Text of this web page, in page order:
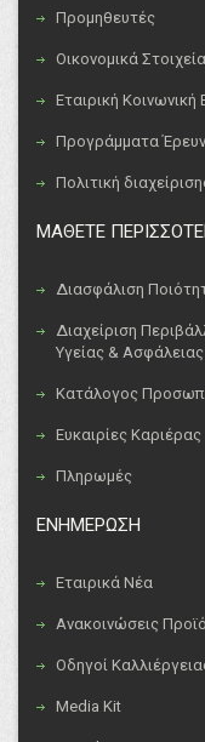
Προμηθευτές
Οικονομικά
Εταιρική Κοινωνική
Προγράμματα
Πολιτική
ΜΑΘΕΤΕ
Διασφάλιση
Διαχείριση
Υγείας &
Κατάλογος
Ευκαιρίες Καριέρας
Πληρωμές
ΕΝΗΜΕΡΩΣΗ
Εταιρικά Νέα
Ανακοινώσεις
Οδηγοί
Media Kit